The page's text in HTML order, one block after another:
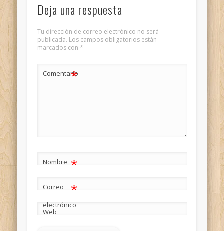
Deja una respuesta
Tu dirección de correo electrónico no será
publicada. Los campos obligatorios están
marcados con *
Comentario
*
Nombre *
Correo
electrónico
*
Web